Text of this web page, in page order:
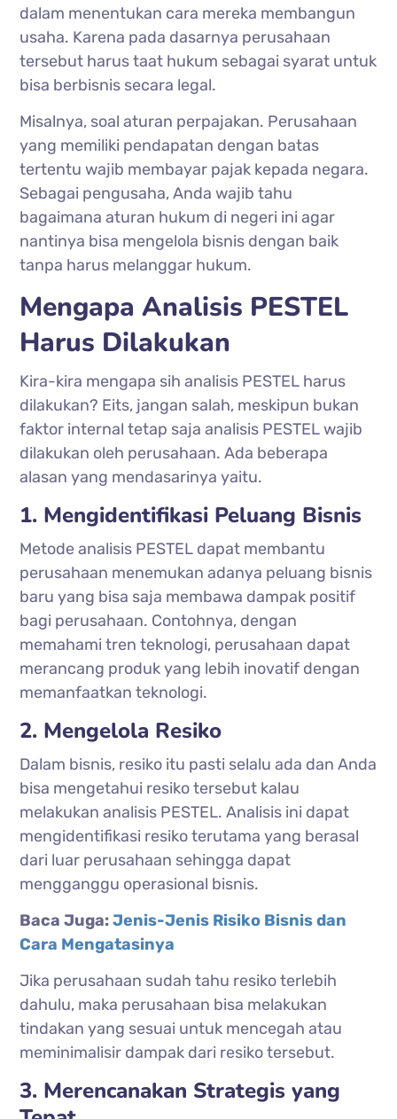
dalam menentukan cara mereka membangun
usaha. Karena pada dasarnya perusahaan
tersebut harus taat hukum sebagai syarat untuk
bisa berbisnis secara legal.
Misalnya, soal aturan perpajakan. Perusahaan
yang memiliki pendapatan dengan batas
tertentu wajib membayar pajak kepada negara.
Sebagai pengusaha, Anda wajib tahu
bagaimana aturan hukum di negeri ini agar
nantinya bisa mengelola bisnis dengan baik
tanpa harus melanggar hukum.
Mengapa Analisis PESTEL
Harus Dilakukan
Kira-kira mengapa sih analisis PESTEL harus
dilakukan? Eits, jangan salah, meskipun bukan
faktor internal tetap saja analisis PESTEL wajib
dilakukan oleh perusahaan. Ada beberapa
alasan yang mendasarinya yaitu.
1. Mengidentifikasi Peluang Bisnis
Metode analisis PESTEL dapat membantu
perusahaan menemukan adanya peluang bisnis
baru yang bisa saja membawa dampak positif
bagi perusahaan. Contohnya, dengan
memahami tren teknologi, perusahaan dapat
merancang produk yang lebih inovatif dengan
memanfaatkan teknologi.
2. Mengelola Resiko
Dalam bisnis, resiko itu pasti selalu ada dan Anda
bisa mengetahui resiko tersebut kalau
melakukan analisis PESTEL. Analisis ini dapat
mengidentifikasi resiko terutama yang berasal
dari luar perusahaan sehingga dapat
mengganggu operasional bisnis.
Baca Juga:Jenis-Jenis Risiko Bisnis dan
Cara Mengatasinya
Jika perusahaan sudah tahu resiko terlebih
dahulu, maka perusahaan bisa melakukan
tindakan yang sesuai untuk mencegah atau
meminimalisir dampak dari resiko tersebut.
3. Merencanakan Strategis yang